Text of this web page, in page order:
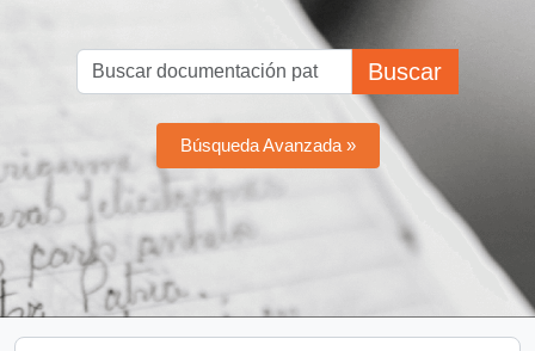
Buscar
Búsqueda Avanzada »